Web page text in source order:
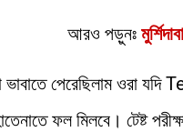
আরও পড়ুনঃ
পেরেছিলাম ওরা
ফল মিলবে। টেষ্ট